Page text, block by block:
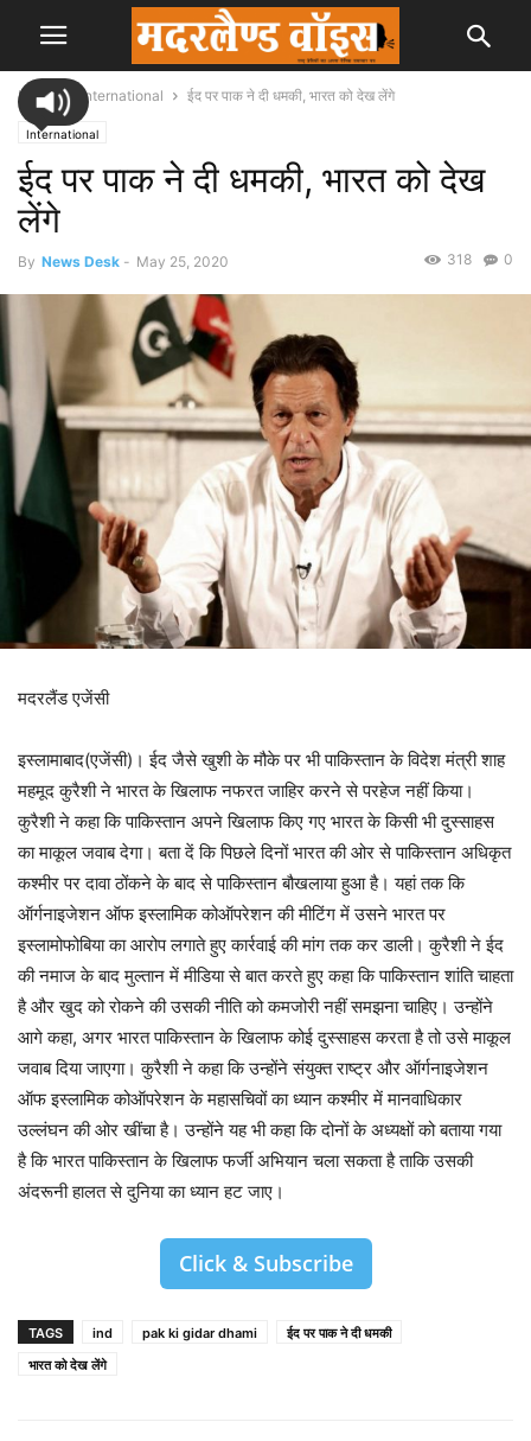
Home International ईद पर पाक ने दी धमकी, भारत को देख लेंगे
International
ईद पर पाक ने दी धमकी, भारत को देख
लेंगे
By News Desk - May 25, 2020 0
318
मदरलैंड एजेंसी
इस्लामाबाद(एजेंसी)। ईद जैसे खुशी के मौके पर भी पाकिस्तान के विदेश मंत्री शाह
महमूद कुरैशी ने भारत के खिलाफ नफरत जाहिर करने से परहेज नहीं किया।
कुरैशी ने कहा कि पाकिस्तान अपने खिलाफ किए गए भारत के किसी भी दुस्साहस
का माकूल जवाब देगा। बता दें कि पिछले दिनों भारत की ओर से पाकिस्तान अधिकृत
कश्मीर पर दावा ठोंकने के बाद से पाकिस्तान बौखलाया हुआ है। यहां तक कि
ऑर्गनाइजेशन ऑफ इस्लामिक कोऑपरेशन की मीटिंग में उसने भारत पर
इस्लामोफोबिया का आरोप लगाते हुए कार्रवाई की मांग तक कर डाली। कुरैशी ने ईद
की नमाज के बाद मुल्तान में मीडिया से बात करते हुए कहा कि पाकिस्तान शांति चाहता
है और खुद को रोकने की उसकी नीति को कमजोरी नहीं समझना चाहिए। उन्होंने
आगे कहा, अगर भारत पाकिस्तान के खिलाफ कोई दुस्साहस करता है तो उसे माकूल
जवाब दिया जाएगा। कुरैशी ने कहा कि उन्होंने संयुक्त राष्ट्र और ऑर्गनाइजेशन
ऑफ इस्लामिक कोऑपरेशन के महासचिवों का ध्यान कश्मीर में मानवाधिकार
उल्लंघन की ओर खींचा है। उन्होंने यह भी कहा कि दोनों के अध्यक्षों को बताया गया
है कि भारत पाकिस्तान के खिलाफ फर्जी अभियान चला सकता है ताकि उसकी
अंदरूनी हालत से दुनिया का ध्यान हट जाए।
Click & Subscribe
TAGS ind pak ki gidar dhami
ईद पर पाक ने दी धमकी
भारत को देख लेंगे